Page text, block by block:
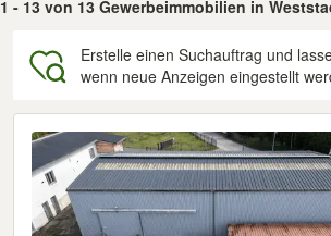
1 - 13 von 13 Gewerbeimmobilien in
Erstelle einen Suchauftrag und
wenn neue Anzeigen eingestellt